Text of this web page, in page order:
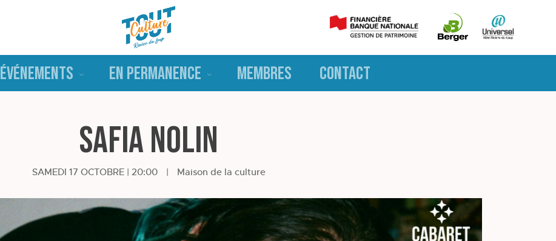
ÉVÉNEMENTS EN PERMANENCE MEMBRES CONTACT
Safia Nolin
SAMEDI 17 OCTOBRE | 20:00 | Maison de la culture